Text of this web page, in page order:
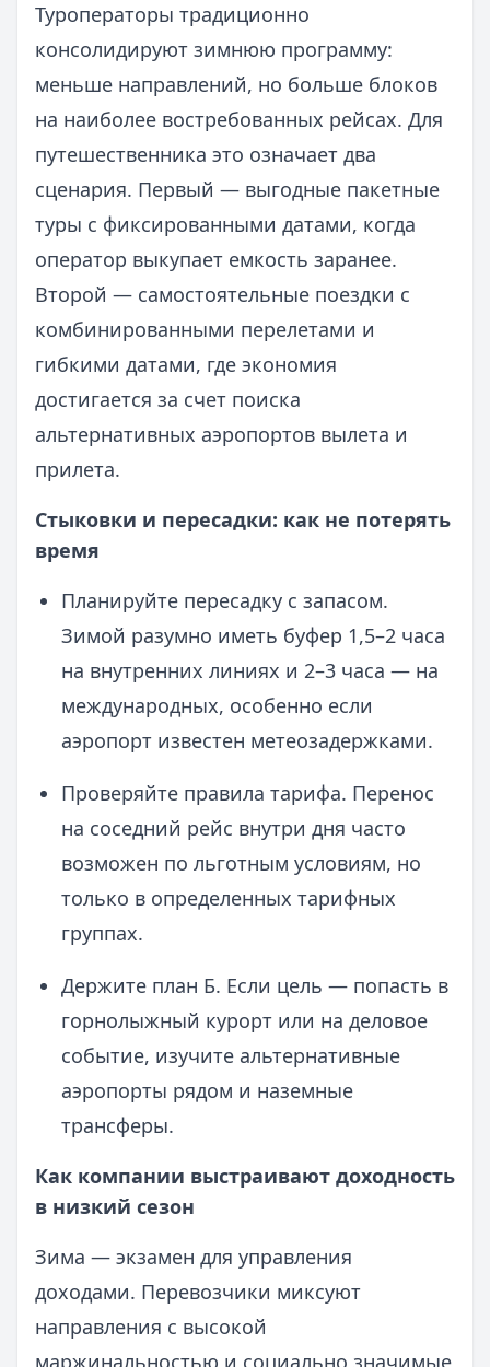
Туроператоры традиционно
консолидируют зимнюю программу:
меньше направлений, но больше блоков
на наиболее востребованных рейсах. Для
путешественника это означает два
сценария. Первый — выгодные пакетные
туры с фиксированными датами, когда
оператор выкупает емкость заранее.
Второй — самостоятельные поездки с
комбинированными перелетами и
гибкими датами, где экономия
достигается за счет поиска
альтернативных аэропортов вылета и
прилета.
Стыковки и пересадки: как не потерять
время
Планируйте пересадку с запасом.
Зимой разумно иметь буфер 1,5–2 часа
на внутренних линиях и 2–3 часа — на
международных, особенно если
аэропорт известен метеозадержками.
Проверяйте правила тарифа. Перенос
на соседний рейс внутри дня часто
возможен по льготным условиям, но
только в определенных тарифных
группах.
Держите план Б. Если цель — попасть в
горнолыжный курорт или на деловое
событие, изучите альтернативные
аэропорты рядом и наземные
трансферы.
Как компании выстраивают доходность
в низкий сезон
Зима — экзамен для управления
доходами. Перевозчики миксуют
направления с высокой
маржинальностью и социально значимые